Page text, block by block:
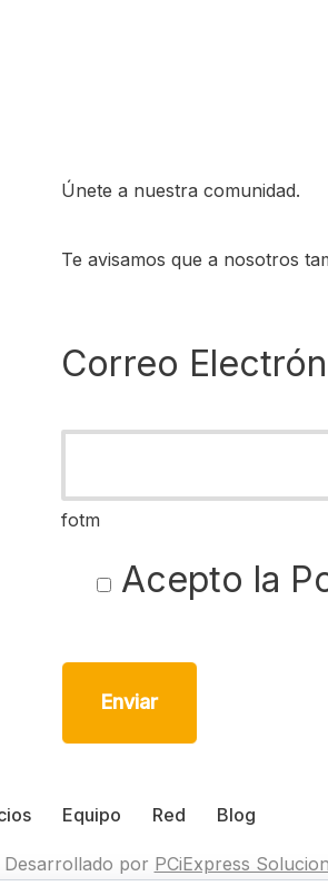
Únete a nuestra comunidad.
Te avisamos que a nosotros
Correo
fotm
Acepto la
Equipo Red Blog
por PCiExpress